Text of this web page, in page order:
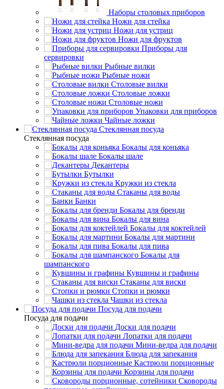
Наборы столовых приборов
Ножи для стейка
Ножи для устриц
Ножи для фруктов
Приборы для
сервировки
Рыбные вилки
Рыбные ножи
Столовые вилки
Столовые ложки
Столовые ножи
Упаковки для приборов
Чайные ложки
Стеклянная посуда
Стеклянная посуда
Бокалы для коньяка
Бокалы шале
Декантеры
Бутылки
Кружки из стекла
Стаканы для воды
Банки
Бокалы для бренди
Бокалы для вина
Бокалы для коктейлей
Бокалы для мартини
Бокалы для пива
Бокалы для
шампанского
Кувшины и графины
Стаканы для виски
Стопки и рюмки
Чашки из стекла
Посуда для подачи
Посуда для подачи
Доски для подачи
Лопатки для подачи
Мини-ведра для подачи
Блюда для запекания
Кастрюли порционные
Корзины для подачи
Сковороды